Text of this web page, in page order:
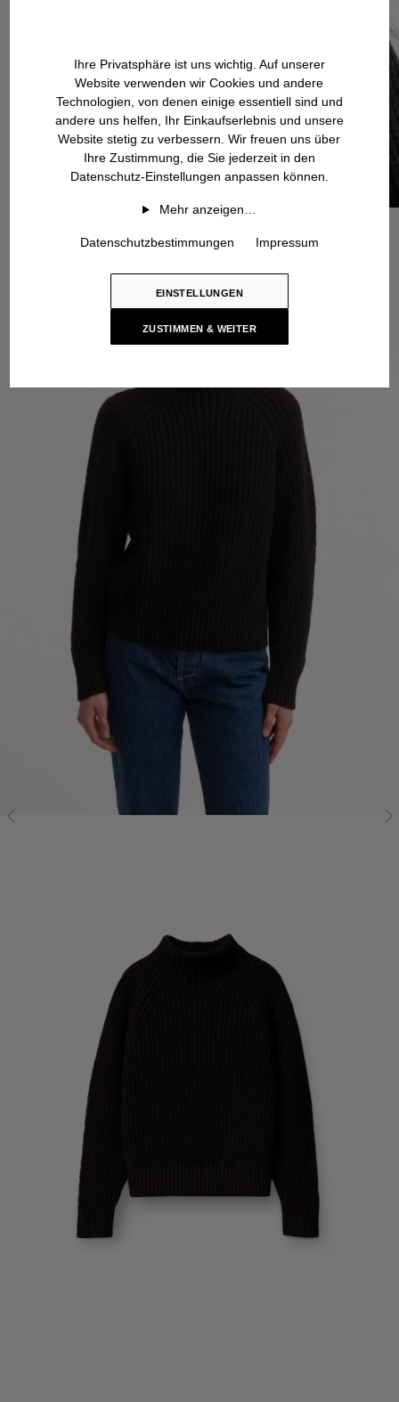
Ihre Privatsphäre ist uns wichtig. Auf unserer
Website verwenden wir Cookies und andere
Technologien, von denen einige essentiell sind und
andere uns helfen, Ihr Einkaufserlebnis und unsere
Website stetig zu verbessern. Wir freuen uns über
Ihre Zustimmung, die Sie jederzeit in den
Datenschutz-Einstellungen anpassen können.
Mehr anzeigen…
Datenschutzbestimmungen Impressum
EINSTELLUNGEN
ZUSTIMMEN & WEITER